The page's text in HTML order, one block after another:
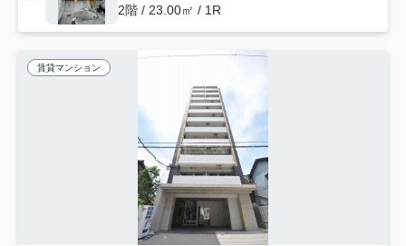
2階 / 23.00㎡ / 1R
賃貸マンション